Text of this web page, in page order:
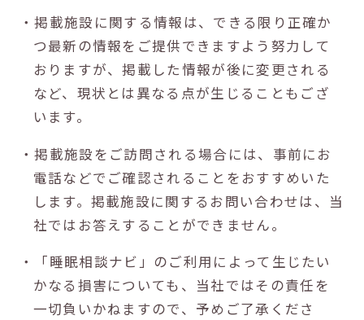
・掲載施設に関する情報は、できる限り正確か
つ最新の情報をご提供できますよう努力して
おりますが、掲載した情報が後に変更される
など、現状とは異なる点が生じることもござ
います。
・掲載施設をご訪問される場合には、事前にお
電話などでご確認されることをおすすめいた
します。掲載施設に関するお問い合わせは、当
社ではお答えすることができません。
・「睡眠相談ナビ」のご利用によって生じたい
かなる損害についても、当社ではその責任を
一切負いかねますので、予めご了承くださ